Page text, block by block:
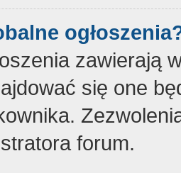
zawierają
się one
forum.